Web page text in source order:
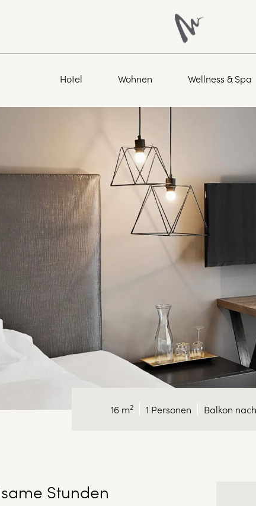
Hotel Wohnen Wellness & Spa
16 m2 1 Personen Balkon
Stunden